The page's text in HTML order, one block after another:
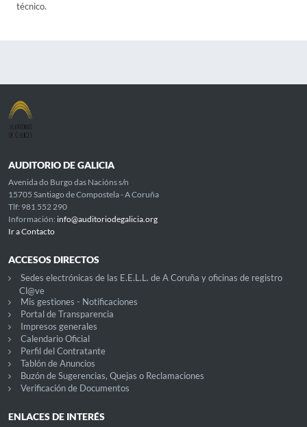
técnico.
AUDITORIO DE GALICIA
Avenida do Burgo das Nacións s/n
15705 Santiago de Compostela - A Coruña
Tlf: 981 552 290
Información: info@auditoriodegalicia.org
Ir a Contacto
ACCESOS DIRECTOS
Sedes electrónicas de las E.E.L.L. de A Coruña y oficinas de registro
Cl@ve
Mis gestiones - Notificaciones
Portal de Transparencia
Impresos generales
Calendario Oficial
Perfil del Contratante
Tablón de Anuncios
Buzón de Sugerencias, Quejas o Reclamaciones
Verificación de Documentos
ENLACES DE INTERÉS